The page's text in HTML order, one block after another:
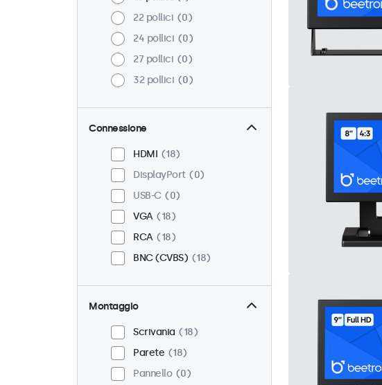
22 pollici
0
24 pollici
0
27 pollici
0
32 pollici
0
Connessione
HDMI
18
DisplayPort
0
USB-C
0
VGA
18
RCA
18
BNC (CVBS)
18
Montaggio
Scrivania
18
Parete
18
Pannello
0